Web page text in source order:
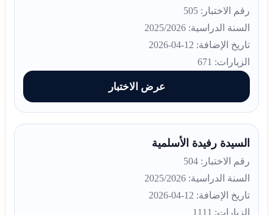
رقم الاختبار: 505
السنة الدراسية: 2025/2026
تاريخ الإضافة: 12-04-2026
الزيارات: 671
عرض الاختبار
السيدة رفيدة الأسلمية
رقم الاختبار: 504
السنة الدراسية: 2025/2026
تاريخ الإضافة: 12-04-2026
الزيارات: 1111